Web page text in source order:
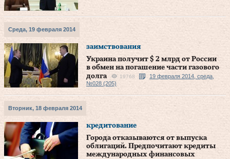
Среда, 19 февраля 2014
заимствования
Украина получит $ 2 млрд от России
в обмен на погашение части газового
долга
19768
19 февраля 2014, среда,
№028 (205)
Вторник, 18 февраля 2014
кредитование
Города отказываются от выпуска
облигаций. Предпочитают кредиты
международных финансовых